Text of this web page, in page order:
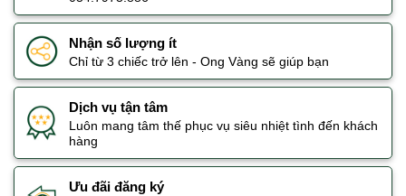
Nhận số lượng ít
Chỉ từ 3 chiếc trở lên - Ong Vàng sẽ giúp bạn
Dịch vụ tận tâm
Luôn mang tâm thế phục vụ siêu nhiệt tình đến khách
hàng
Ưu đãi đăng ký